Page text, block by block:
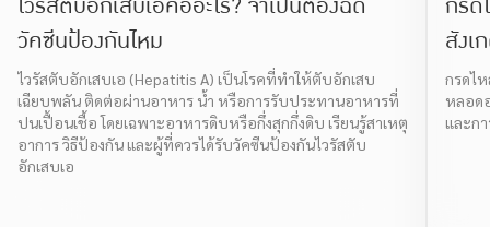
วัคซีนป้องกันไหม
ไวรัสตับอักเสบเอ (Hepatitis A) เป็นโรคที่ทำให้ตับอักเสบ
เฉียบพลัน ติดต่อผ่านอาหาร น้ำ หรือการรับประทานอาหารที่
ปนเปื้อนเชื้อ โดยเฉพาะอาหารดิบหรือกึ่งสุกกึ่งดิบ เรียนรู้สาเหตุ
อาการ วิธีป้องกัน และผู้ที่ควรได้รับวัคซีนป้องกันไวรัสตับ
อักเสบเอ
สังเ
กรดไ
หลอด
และก